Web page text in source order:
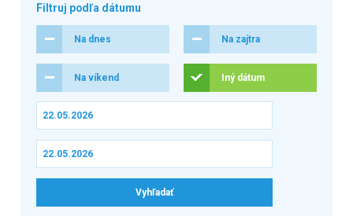
Filtruj podľa dátumu
Na dnes Na zajtra
Na víkend Iný dátum